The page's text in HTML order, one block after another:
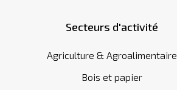
Secteurs d'activité
Agriculture & Agroalimentaire
Bois et papier